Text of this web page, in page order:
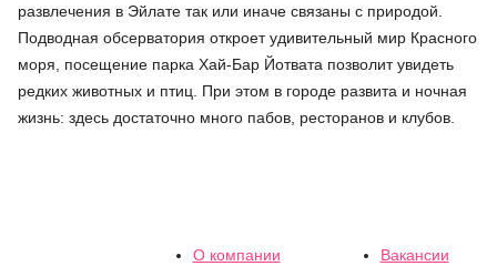
развлечения в Эйлате так или иначе связаны с природой.
Подводная обсерватория откроет удивительный мир Красного
моря, посещение парка Хай-Бар Йотвата позволит увидеть
редких животных и птиц. При этом в городе развита и ночная
жизнь: здесь достаточно много пабов, ресторанов и клубов.
О компании
Вакансии